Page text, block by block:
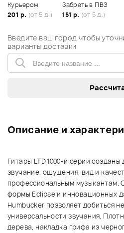
Курьером
201 р. (от 5 д.)
Забрать в ПВЗ
151 р. (от 5 д.)
Введите ваш город чтобы
варианты доставки
Описание и
Гитары LTD 1000-й серии
звучание, ощущения, вид и
профессиональным музыкантам.
формы Eclipse и инновационных
Humbucker позволяет добиться
универсальности звучания.
дерева, накладка грифа из